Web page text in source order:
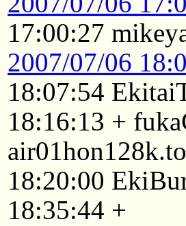
17:00:27
2007/07/06
18:07:54
18:16:13 +
18:20:00
18:35:44 +